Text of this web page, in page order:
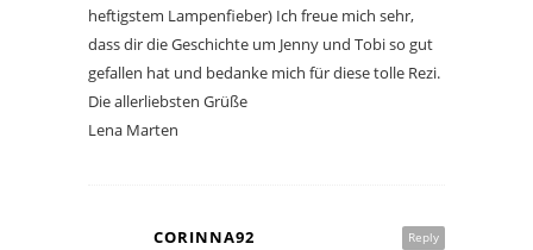
heftigstem Lampenfieber) Ich freue mich sehr,
dass dir die Geschichte um Jenny und Tobi so gut
gefallen hat und bedanke mich für diese tolle Rezi.
Die allerliebsten Grüße
Lena Marten
Reply
CORINNA92